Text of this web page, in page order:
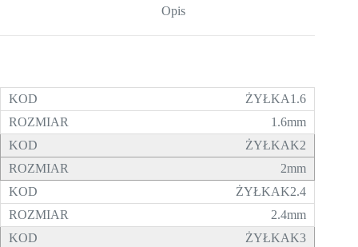
Opis
ŻYŁKA1.6
1.6mm
ŻYŁKAK2
2mm
ŻYŁKAK2.4
2.4mm
ŻYŁKAK3